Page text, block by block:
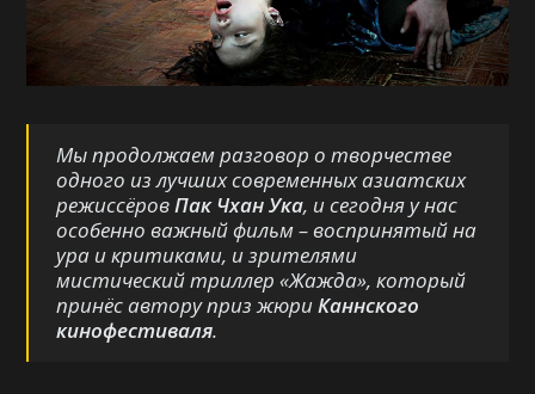
Мы продолжаем разговор о творчестве
одного из лучших современных азиатских
режиссёров Пак Чхан Ука, и сегодня у нас
особенно важный фильм – воспринятый на
ура и критиками, и зрителями
мистический триллер «Жажда», который
принёс автору приз жюри Каннского
кинофестиваля.